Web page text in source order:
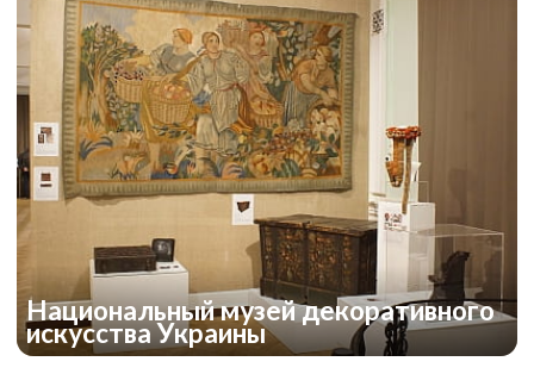
Национальный музей декоративного
искусства Украины